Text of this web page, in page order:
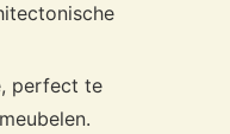
perfect te